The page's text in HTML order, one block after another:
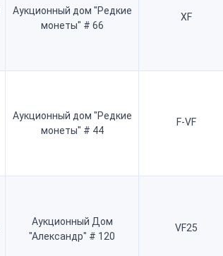
Аукционный дом "Редкие
монеты" # 66
XF
Аукционный дом "Редкие
монеты" # 44
F-VF
Аукционный Дом
"Александр" # 120
VF25